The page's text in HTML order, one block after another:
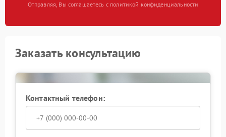
Отправляя, Вы соглашаетесь с политикой конфиденциальности
Заказать консультацию
Контактный телефон: